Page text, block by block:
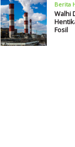
Berita
Walhi
Fosil